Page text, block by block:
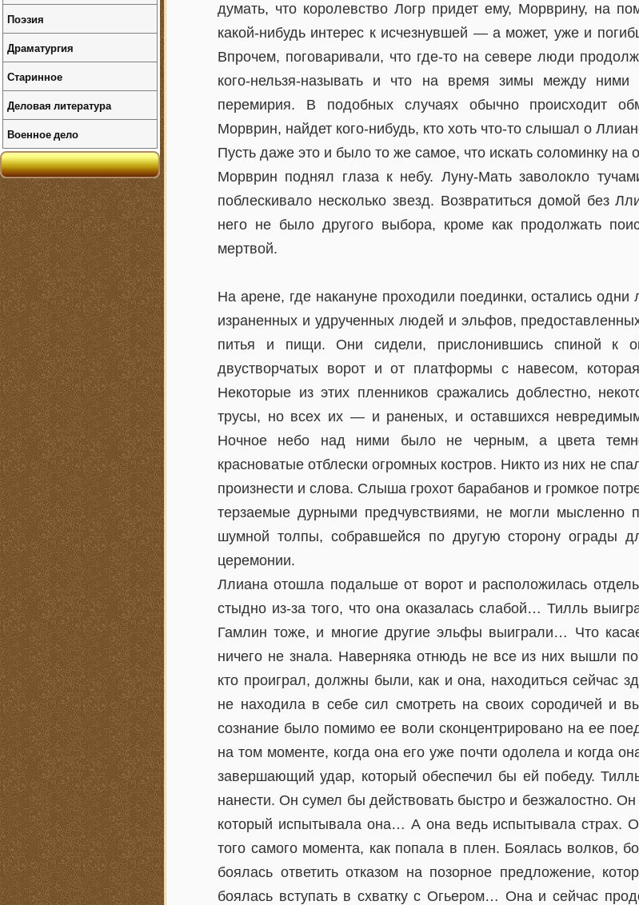
думать, что королевство Логр придет ему, Морврину, на
какой-нибудь интерес к исчезнувшей — а может, уже и
Впрочем, поговаривали, что где-то на севере люди
кого-нельзя-называть и что на время зимы между
перемирия. В подобных случаях обычно происходит
Морврин, найдет кого-нибудь, кто хоть что-то слышал о
Пусть даже это и было то же самое, что искать соломинку на
Морврин поднял глаза к небу. Луну-Мать заволокло
поблескивало несколько звезд. Возвратиться домой без
него не было другого выбора, кроме как продолжать
мертвой.
На арене, где накануне проходили поединки, остались
израненных и удрученных людей и эльфов,
питья и пищи. Они сидели, прислонившись спиной к
двустворчатых ворот и от платформы с навесом,
Некоторые из этих пленников сражались доблестно,
трусы, но всех их — и раненых, и оставшихся
Ночное небо над ними было не черным, а цвета
красноватые отблески огромных костров. Никто из них не
произнести и слова. Слыша грохот барабанов и громкое
терзаемые дурными предчувствиями, не могли мысленно
шумной толпы, собравшейся по другую сторону ограды
церемонии.
Ллиана отошла подальше от ворот и расположилась
стыдно из-за того, что она оказалась слабой… Тилль
Гамлин тоже, и многие другие эльфы выиграли… Что
ничего не знала. Наверняка отнюдь не все из них вышли
кто проиграл, должны были, как и она, находиться сейчас
не находила в себе сил смотреть на своих сородичей и
сознание было помимо ее воли сконцентрировано на ее
на том моменте, когда она его уже почти одолела и когда
завершающий удар, который обеспечил бы ей победу.
нанести. Он сумел бы действовать быстро и безжалостно.
который испытывала она… А она ведь испытывала страх.
того самого момента, как попала в плен. Боялась волков,
боялась ответить отказом на позорное предложение,
боялась вступать в схватку с Огьером… Она и сейчас
Поэзия
Драматургия
Старинное
Деловая литература
Военное дело